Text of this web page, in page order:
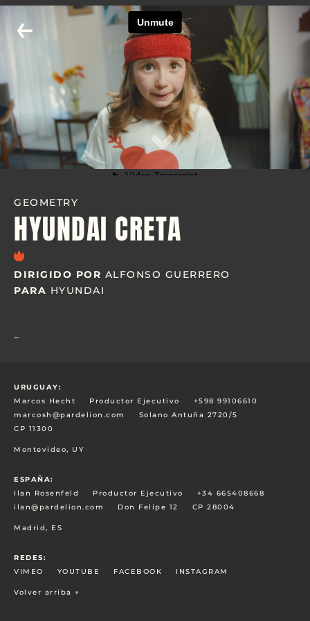
←
⌄
GEOMETRY
HYUNDAI CRETA
DIRIGIDO POR ALFONSO GUERRERO
PARA HYUNDAI
URUGUAY:
Marcos Hecht
Productor Ejecutivo
+598 99106610
marcosh@pardelion.com
Solano Antuña 2720/5
CP 11300
Montevideo, UY
ESPAÑA:
Ilan Rosenfeld
Productor Ejecutivo
+34 665408668
ilan@pardelion.com
Don Felipe 12 CP 28004
Madrid, ES
REDES:
VIMEO
YOUTUBE FACEBOOK INSTAGRAM
Volver arriba ↑